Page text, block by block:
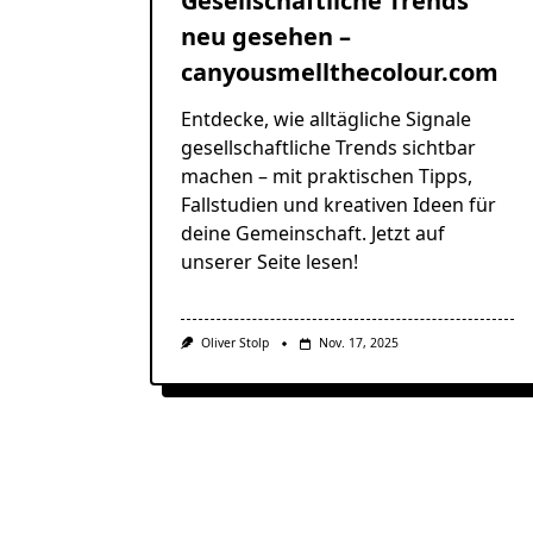
neu gesehen –
canyousmellthecolour.com
Entdecke, wie alltägliche Signale
gesellschaftliche Trends sichtbar
machen – mit praktischen Tipps,
Fallstudien und kreativen Ideen für
deine Gemeinschaft. Jetzt auf
unserer Seite lesen!
Oliver Stolp Nov. 17, 2025